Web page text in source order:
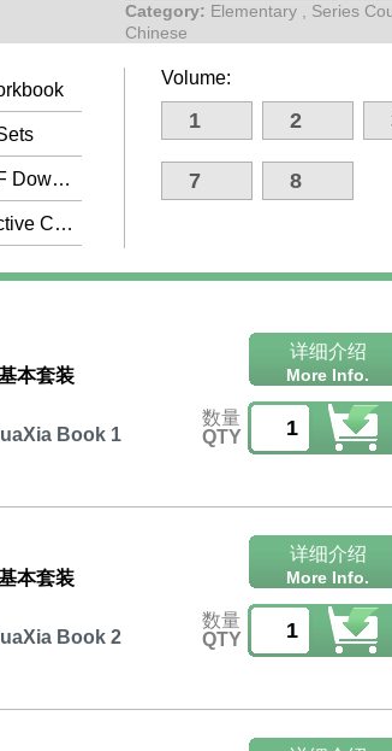
Category: Elementary , Series
Chinese
Textbook PDF Download
Online Interactive Course
Volume:
1 2
7 8
本套装
Book 1
详细介绍
More Info.
数量
QTY
本套装
Book 2
详细介绍
More Info.
数量
QTY